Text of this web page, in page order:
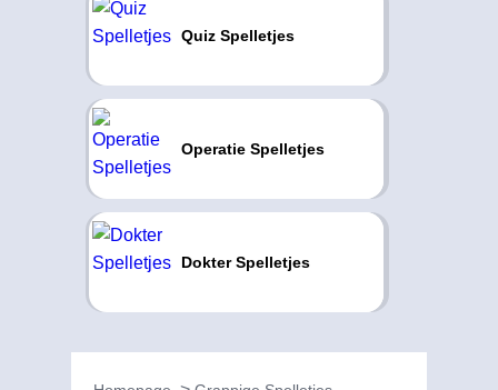
Quiz Spelletjes
Operatie Spelletjes
Dokter Spelletjes